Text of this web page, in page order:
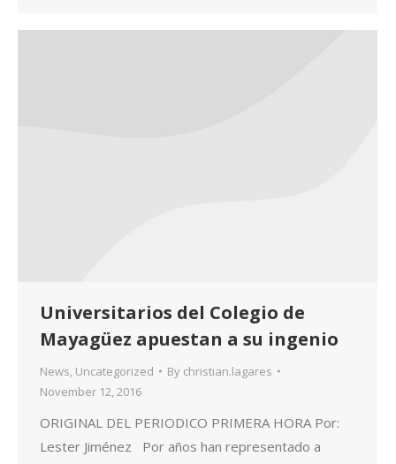
Universitarios del Colegio de
Mayagüez apuestan a su ingenio
News, Uncategorized By christian.lagares
November 12, 2016
ORIGINAL DEL PERIODICO PRIMERA HORA Por:
Lester Jiménez Por años han representado a